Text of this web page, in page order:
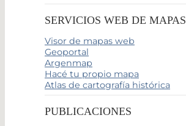
SERVICIOS WEB DE MAPAS
Visor de mapas web
Geoportal
Argenmap
Hacé tu propio mapa
Atlas de cartografía histórica
PUBLICACIONES